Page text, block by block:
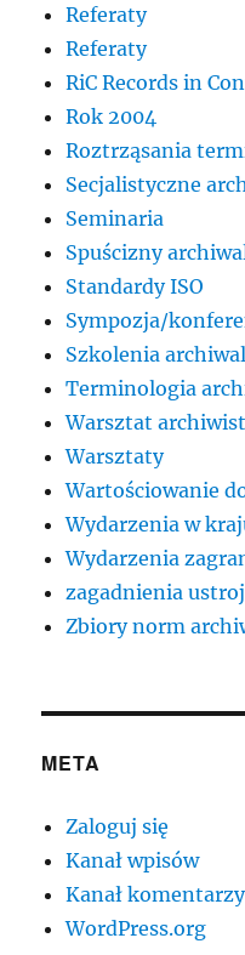
Referaty
Referaty
RiC Records in
Rok 2004
Roztrząsania
Secjalistyczne
Seminaria
Spuścizny
Standardy ISO
Sympozja/
Szkolenia
Terminologia
Warsztat
Warsztaty
Wartościowanie
Wydarzenia w
Wydarzenia
zagadnienia
Zbiory norm
META
Zaloguj się
Kanał wpisów
Kanał komentarzy
WordPress.org